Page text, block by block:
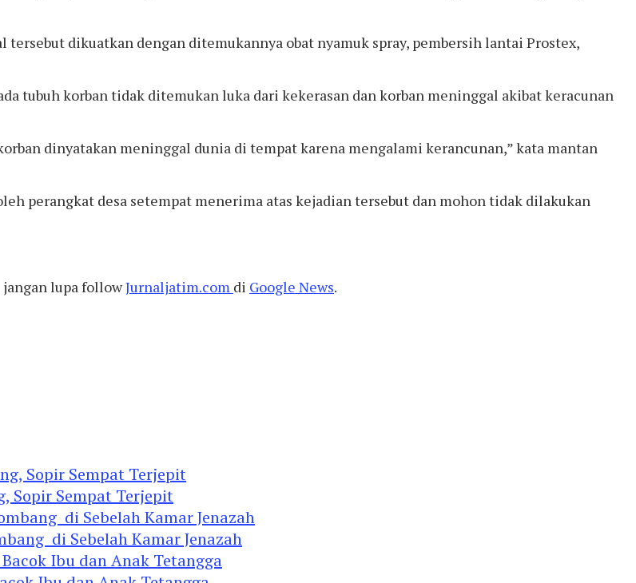
tersebut dikuatkan dengan ditemukannya obat nyamuk spray, pembersih lantai Prostex,
tubuh korban tidak ditemukan luka dari kekerasan dan korban meninggal akibat keracunan
dinyatakan meninggal dunia di tempat karena mengalami kerancunan,” kata mantan
perangkat desa setempat menerima atas kejadian tersebut dan mohon tidak dilakukan
jangan lupa followJurnaljatim.com di Google News.
Sopir Sempat Terjepit
di Sebelah Kamar Jenazah